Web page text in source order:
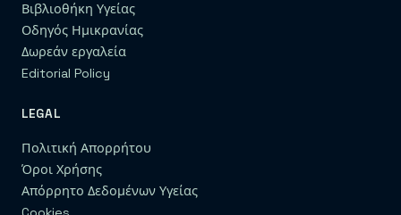
Βιβλιοθήκη Υγείας
Οδηγός Ημικρανίας
Δωρεάν εργαλεία
Editorial Policy
LEGAL
Πολιτική Απορρήτου
Όροι Χρήσης
Απόρρητο Δεδομένων Υγείας